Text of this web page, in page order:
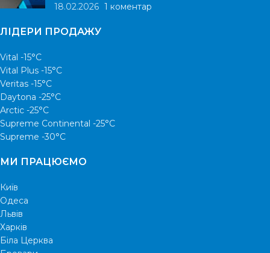
18.02.2026 1 коментар
ЛІДЕРИ ПРОДАЖУ
Vital -15°С
Vital Plus -15°C
Veritas -15°С
Daytona -25°С
Arctic -25°С
Supreme Continental -25°С
Supreme -30°С
МИ ПРАЦЮЄМО
Київ
Одеса
Львів
Харків
Біла Церква